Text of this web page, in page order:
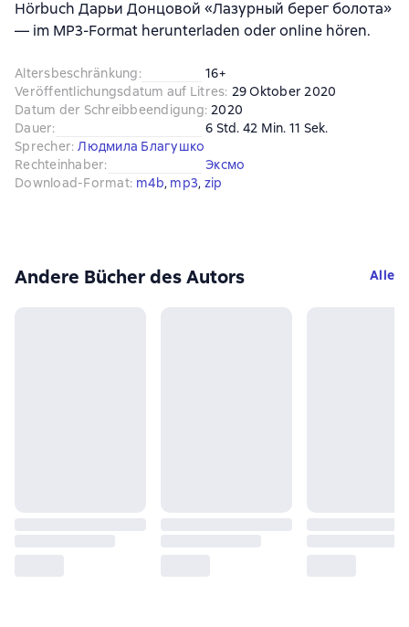
Hörbuch Дарьи Донцовой «Лазурный берег болота»
— im MP3-Format herunterladen oder online hören.
Altersbeschränkung:
16+
Veröffentlichungsdatum auf Litres: 29 Oktober 2020
Datum der Schreibbeendigung: 2020
Dauer:
6 Std. 42 Min. 11 Sek.
Sprecher: Людмила Благушко
Rechteinhaber:
Эксмо
Download-Format: m4b, mp3, zip
Andere Bücher des Autors Alle